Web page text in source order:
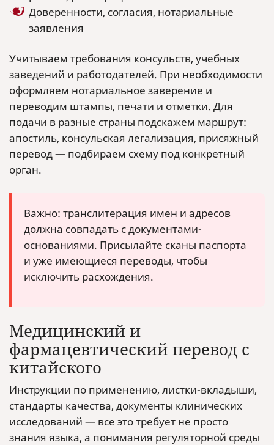
Доверенности, согласия, нотариальные
заявления
Учитываем требования консульств, учебных
заведений и работодателей. При необходимости
оформляем нотариальное заверение и
переводим штампы, печати и отметки. Для
подачи в разные страны подскажем маршрут:
апостиль, консульская легализация, присяжный
перевод — подбираем схему под конкретный
орган.
Важно: транслитерация имен и адресов
должна совпадать с документами-
основаниями. Присылайте сканы паспорта
и уже имеющиеся переводы, чтобы
исключить расхождения.
Медицинский и
фармацевтический перевод с
китайского
Инструкции по применению, листки-вкладыши,
стандарты качества, документы клинических
исследований — все это требует не просто
знания языка, а понимания регуляторной среды